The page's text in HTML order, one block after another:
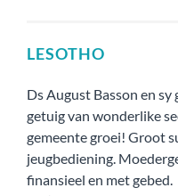
LESOTHO
Ds August Basson en
getuig van wonderlike
gemeente groei! Groot
jeugbediening.
finansieel en met gebed.